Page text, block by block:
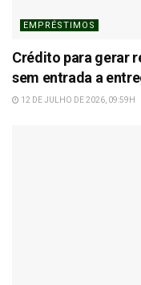
EMPRÉSTIMOS
Crédito para gerar
sem entrada a
12 DE JULHO DE 2026, 09:59H